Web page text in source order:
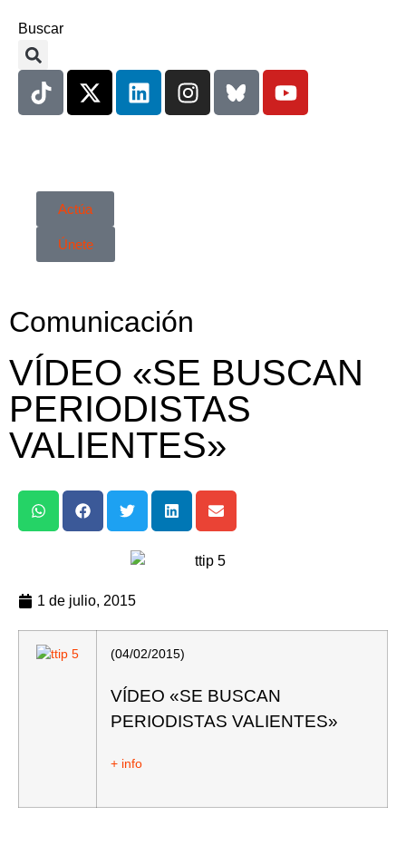
Buscar
Actúa
Únete
Comunicación
VÍDEO «SE BUSCAN
PERIODISTAS
VALIENTES»
1 de julio, 2015
(04/02/2015)
VÍDEO «SE BUSCAN
PERIODISTAS VALIENTES»
+ info